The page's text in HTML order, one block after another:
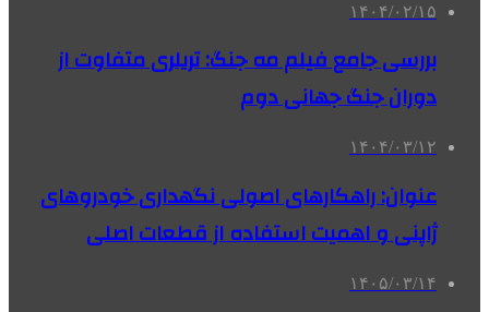
۱۴۰۴/۰۲/۱۵
بررسی جامع فیلم مه جنگ: تریلری متفاوت از
دوران جنگ جهانی دوم
۱۴۰۴/۰۳/۱۲
عنوان: راهکارهای اصولی نگهداری خودروهای
ژاپنی و اهمیت استفاده از قطعات اصلی
۱۴۰۵/۰۳/۱۴